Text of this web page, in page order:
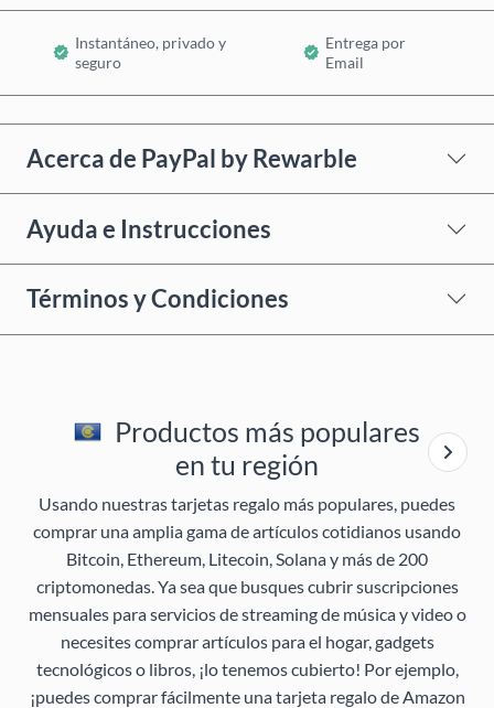
Instantáneo, privado y
seguro
Entrega por
Email
Acerca de PayPal by Rewarble
Ayuda e Instrucciones
Términos y Condiciones
Productos más populares
en tu región
Usando nuestras tarjetas regalo más populares, puedes
comprar una amplia gama de artículos cotidianos usando
Bitcoin, Ethereum, Litecoin, Solana y más de 200
criptomonedas. Ya sea que busques cubrir suscripciones
mensuales para servicios de streaming de música y video o
necesites comprar artículos para el hogar, gadgets
tecnológicos o libros, ¡lo tenemos cubierto! Por ejemplo,
¡puedes comprar fácilmente una tarjeta regalo de Amazon